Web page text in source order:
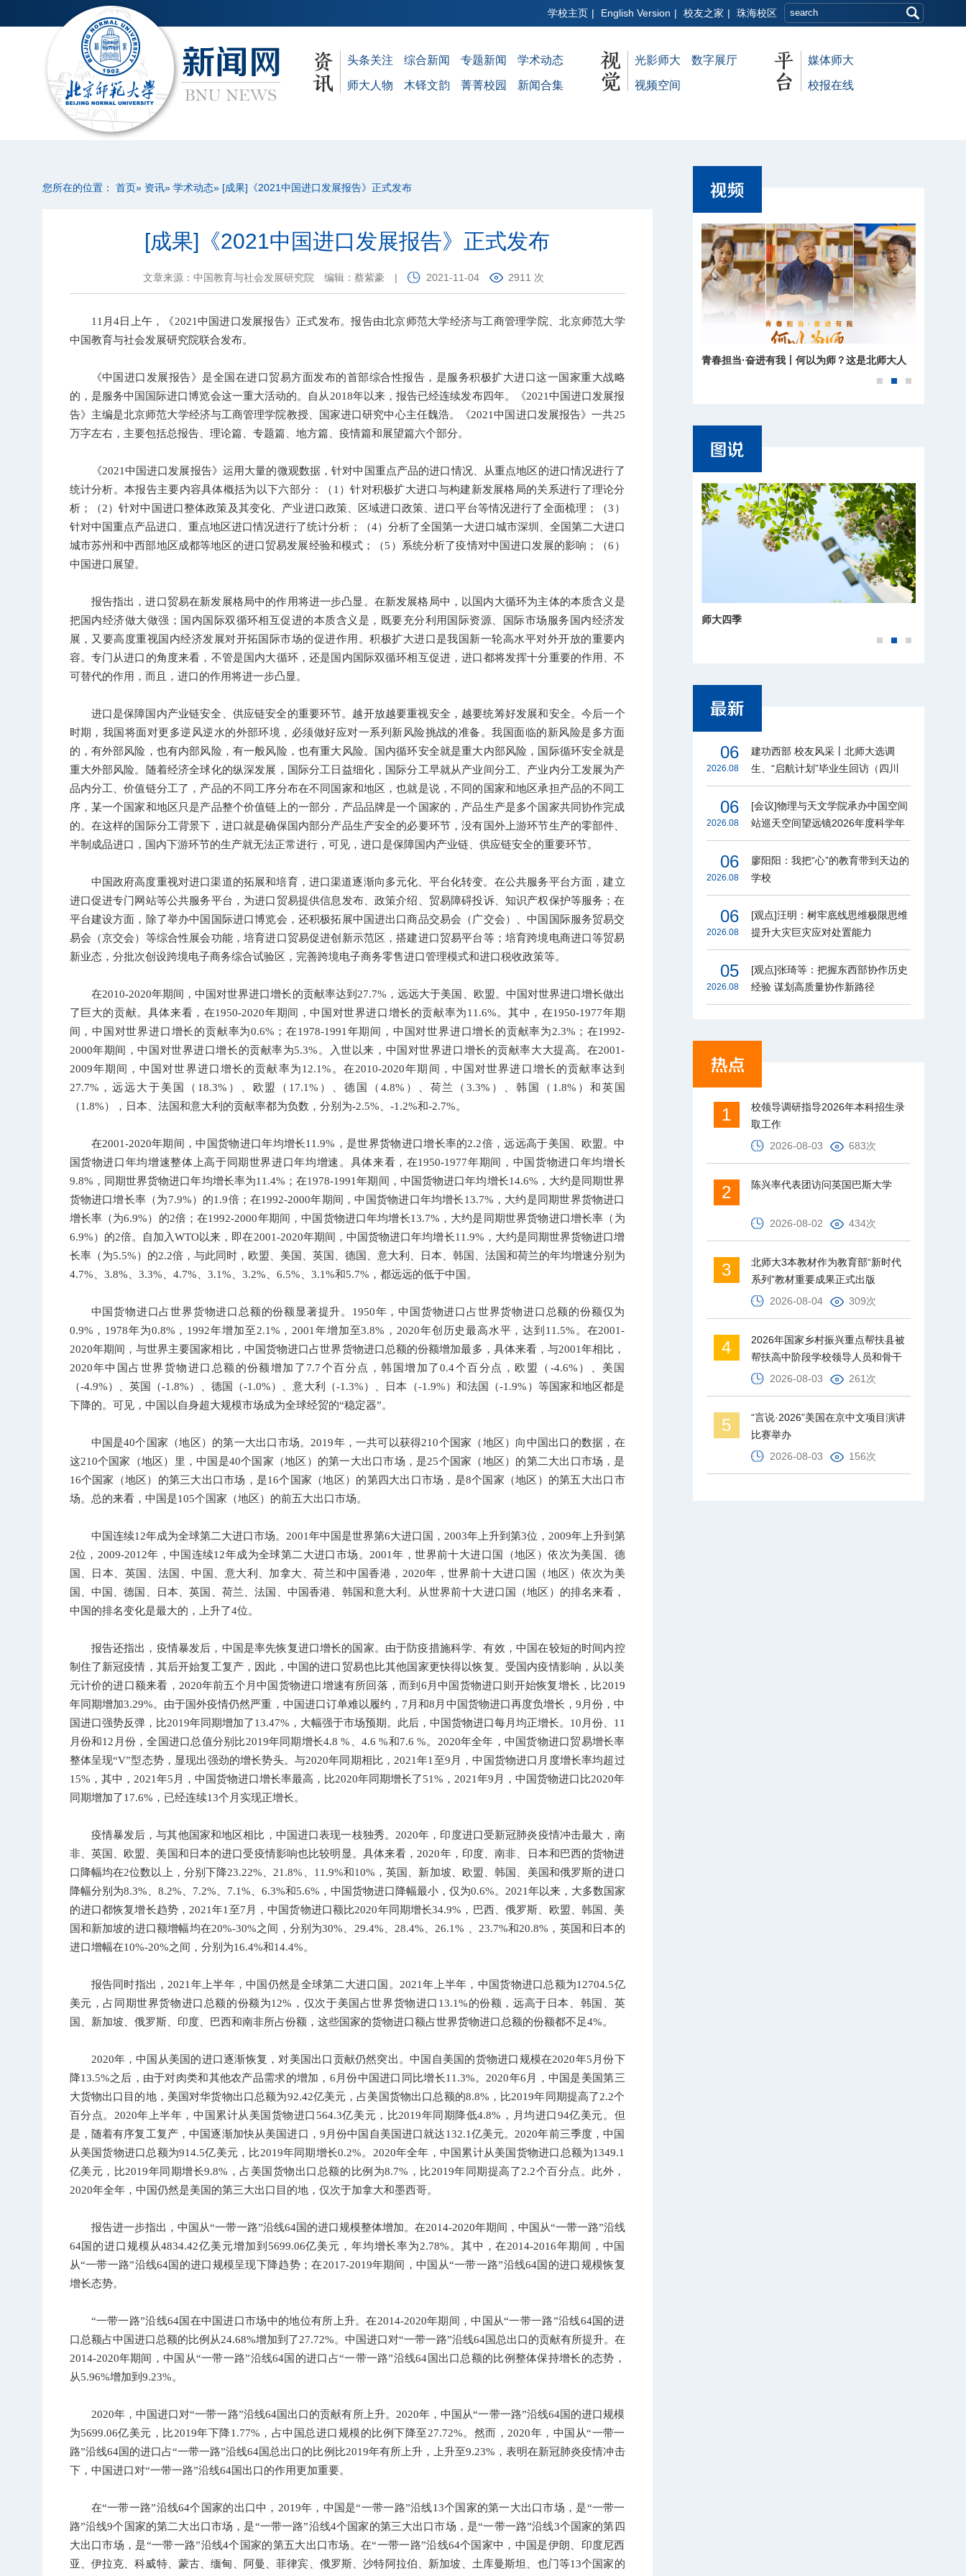
学校主页 | English Version | 校友之家 | 珠海校区
头条关注 综合新闻 专题新闻 学术动态
师大人物 木铎文韵 菁菁校园 新闻合集
光影师大 数字展厅
视频空间
媒体师大
校报在线
您所在的位置： 首页» 资讯» 学术动态» [成果]《2021中国进口发展报告》正式发布
[成果]《2021中国进口发展报告》正式发布
文章来源：中国教育与社会发展研究院 编辑：蔡紫豪 | 2021-11-04 2911 次
11月4日上午， 《2021中国进口发展报告》正式发布。报告由北京师范大学经济与工商管理学院、北京师范大学
中国教育与社会发展研究院联合发布。
《中国进口发展报告》是全国在进口贸易方面发布的首部综合性报告，是服务积极扩大进口这一国家重大战略
的，是服务中国国际进口博览会这一重大活动的。自从2018年以来，报告已经连续发布四年。《2021中国进口发展报
告》主编是北京师范大学经济与工商管理学院教授、国家进口研究中心主任魏浩。《2021中国进口发展报告》一共25
万字左右，主要包括总报告、理论篇、专题篇、地方篇、疫情篇和展望篇六个部分。
《2021中国进口发展报告》运用大量的微观数据，针对中国重点产品的进口情况、从重点地区的进口情况进行了
统计分析。本报告主要内容具体概括为以下六部分：（1）针对积极扩大进口与构建新发展格局的关系进行了理论分
析；（2）针对中国进口整体政策及其变化、产业进口政策、区域进口政策、进口平台等情况进行了全面梳理；（3）
针对中国重点产品进口、重点地区进口情况进行了统计分析；（4）分析了全国第一大进口城市深圳、全国第二大进口
城市苏州和中西部地区成都等地区的进口贸易发展经验和模式；（5）系统分析了疫情对中国进口发展的影响；（6）
中国进口展望。
报告指出，进口贸易在新发展格局中的作用将进一步凸显。在新发展格局中，以国内大循环为主体的本质含义是
把国内经济做大做强；国内国际双循环相互促进的本质含义是，既要充分利用国际资源、国际市场服务国内经济发
展，又要高度重视国内经济发展对开拓国际市场的促进作用。积极扩大进口是我国新一轮高水平对外开放的重要内
容。专门从进口的角度来看，不管是国内大循环，还是国内国际双循环相互促进，进口都将发挥十分重要的作用、不
可替代的作用，而且，进口的作用将进一步凸显。
进口是保障国内产业链安全、供应链安全的重要环节。越开放越要重视安全，越要统筹好发展和安全。今后一个
时期，我国将面对更多逆风逆水的外部环境，必须做好应对一系列新风险挑战的准备。我国面临的新风险是多方面
的，有外部风险，也有内部风险，有一般风险，也有重大风险。国内循环安全就是重大内部风险，国际循环安全就是
重大外部风险。随着经济全球化的纵深发展，国际分工日益细化，国际分工早就从产业间分工、产业内分工发展为产
品内分工、价值链分工了，产品的不同工序分布在不同国家和地区，也就是说，不同的国家和地区承担产品的不同工
序，某一个国家和地区只是产品整个价值链上的一部分，产品品牌是一个国家的，产品生产是多个国家共同协作完成
的。在这样的国际分工背景下，进口就是确保国内部分产品生产安全的必要环节，没有国外上游环节生产的零部件、
半制成品进口，国内下游环节的生产就无法正常进行，可见，进口是保障国内产业链、供应链安全的重要环节。
中国政府高度重视对进口渠道的拓展和培育，进口渠道逐渐向多元化、平台化转变。在公共服务平台方面，建立
进口促进专门网站等公共服务平台，为进口贸易提供信息发布、政策介绍、贸易障碍投诉、知识产权保护等服务；在
平台建设方面，除了举办中国国际进口博览会，还积极拓展中国进出口商品交易会（广交会）、中国国际服务贸易交
易会（京交会）等综合性展会功能，培育进口贸易促进创新示范区，搭建进口贸易平台等；培育跨境电商进口等贸易
新业态，分批次创设跨境电子商务综合试验区，完善跨境电子商务零售进口管理模式和进口税收政策等。
在2010-2020年期间，中国对世界进口增长的贡献率达到27.7%，远远大于美国、欧盟。中国对世界进口增长做出
了巨大的贡献。具体来看，在1950-2020年期间，中国对世界进口增长的贡献率为11.6%。其中，在1950-1977年期
间，中国对世界进口增长的贡献率为0.6%；在1978-1991年期间，中国对世界进口增长的贡献率为2.3%；在1992-
2000年期间，中国对世界进口增长的贡献率为5.3%。入世以来，中国对世界进口增长的贡献率大大提高。在2001-
2009年期间，中国对世界进口增长的贡献率为12.1%。在2010-2020年期间，中国对世界进口增长的贡献率达到
27.7%，远远大于美国（18.3%）、欧盟（17.1%）、德国（4.8%）、荷兰（3.3%）、韩国（1.8%）和英国
（1.8%），日本、法国和意大利的贡献率都为负数，分别为-2.5%、-1.2%和-2.7%。
在2001-2020年期间，中国货物进口年均增长11.9%，是世界货物进口增长率的2.2倍，远远高于美国、欧盟。中
国货物进口年均增速整体上高于同期世界进口年均增速。具体来看，在1950-1977年期间，中国货物进口年均增长
9.8%，同期世界货物进口年均增长率为11.4%；在1978-1991年期间，中国货物进口年均增长14.6%，大约是同期世界
货物进口增长率（为7.9%）的1.9倍；在1992-2000年期间，中国货物进口年均增长13.7%，大约是同期世界货物进口
增长率（为6.9%）的2倍；在1992-2000年期间，中国货物进口年均增长13.7%，大约是同期世界货物进口增长率（为
6.9%）的2倍。自加入WTO以来，即在2001-2020年期间，中国货物进口年均增长11.9%，大约是同期世界货物进口增
长率（为5.5%）的2.2倍，与此同时，欧盟、美国、英国、德国、意大利、日本、韩国、法国和荷兰的年均增速分别为
4.7%、3.8%、3.3%、4.7%、3.1%、3.2%、6.5%、3.1%和5.7%，都远远的低于中国。
中国货物进口占世界货物进口总额的份额显著提升。1950年，中国货物进口占世界货物进口总额的份额仅为
0.9%，1978年为0.8%，1992年增加至2.1%，2001年增加至3.8%，2020年创历史最高水平，达到11.5%。在2001-
2020年期间，与世界主要国家相比，中国货物进口占世界货物进口总额的份额增加最多，具体来看，与2001年相比，
2020年中国占世界货物进口总额的份额增加了7.7个百分点，韩国增加了0.4个百分点，欧盟（-4.6%）、美国
（-4.9%）、英国（-1.8%）、德国（-1.0%）、意大利（-1.3%）、日本（-1.9%）和法国（-1.9%）等国家和地区都是
下降的。可见，中国以自身超大规模市场成为全球经贸的“稳定器”。
中国是40个国家（地区）的第一大出口市场。2019年，一共可以获得210个国家（地区）向中国出口的数据，在
这210个国家（地区）里，中国是40个国家（地区）的第一大出口市场，是25个国家（地区）的第二大出口市场，是
16个国家（地区）的第三大出口市场，是16个国家（地区）的第四大出口市场，是8个国家（地区）的第五大出口市
场。总的来看，中国是105个国家（地区）的前五大出口市场。
中国连续12年成为全球第二大进口市场。2001年中国是世界第6大进口国，2003年上升到第3位，2009年上升到第
2位，2009-2012年，中国连续12年成为全球第二大进口市场。2001年，世界前十大进口国（地区）依次为美国、德
国、日本、英国、法国、中国、意大利、加拿大、荷兰和中国香港，2020年，世界前十大进口国（地区）依次为美
国、中国、德国、日本、英国、荷兰、法国、中国香港、韩国和意大利。从世界前十大进口国（地区）的排名来看，
中国的排名变化是最大的，上升了4位。
报告还指出，疫情暴发后，中国是率先恢复进口增长的国家。由于防疫措施科学、有效，中国在较短的时间内控
制住了新冠疫情，其后开始复工复产，因此，中国的进口贸易也比其他国家更快得以恢复。受国内疫情影响，从以美
元计价的进口额来看，2020年前五个月中国货物进口增速有所回落，而到6月中国货物进口则开始恢复增长，比2019
年同期增加3.29%。由于国外疫情仍然严重，中国进口订单难以履约，7月和8月中国货物进口再度负增长，9月份，中
国进口强势反弹，比2019年同期增加了13.47%，大幅强于市场预期。此后，中国货物进口每月均正增长。10月份、11
月份和12月份，全国进口总值分别比2019年同期增长4.8 %、4.6 %和7.6 %。2020年全年，中国货物进口贸易增长率
整体呈现“V”型态势，显现出强劲的增长势头。与2020年同期相比，2021年1至9月，中国货物进口月度增长率均超过
15%，其中，2021年5月，中国货物进口增长率最高，比2020年同期增长了51%，2021年9月，中国货物进口比2020年
同期增加了17.6%，已经连续13个月实现正增长。
疫情暴发后，与其他国家和地区相比，中国进口表现一枝独秀。2020年，印度进口受新冠肺炎疫情冲击最大，南
非、英国、欧盟、美国和日本的进口受疫情影响也比较明显。具体来看，2020年，印度、南非、日本和巴西的货物进
口降幅均在2位数以上，分别下降23.22%、21.8%、11.9%和10%，英国、新加坡、欧盟、韩国、美国和俄罗斯的进口
降幅分别为8.3%、8.2%、7.2%、7.1%、6.3%和5.6%，中国货物进口降幅最小，仅为0.6%。2021年以来，大多数国家
的进口都恢复增长趋势，2021年1至7月，中国货物进口额比2020年同期增长34.9%，巴西、俄罗斯、欧盟、韩国、美
国和新加坡的进口额增幅均在20%-30%之间，分别为30%、29.4%、28.4%、26.1% 、23.7%和20.8%，英国和日本的
进口增幅在10%-20%之间，分别为16.4%和14.4%。
报告同时指出，2021年上半年，中国仍然是全球第二大进口国。2021年上半年，中国货物进口总额为12704.5亿
美元，占同期世界货物进口总额的份额为12%，仅次于美国占世界货物进口13.1%的份额，远高于日本、韩国、英
国、新加坡、俄罗斯、印度、巴西和南非所占份额，这些国家的货物进口额占世界货物进口总额的份额都不足4%。
2020年，中国从美国的进口逐渐恢复，对美国出口贡献仍然突出。中国自美国的货物进口规模在2020年5月份下
降13.5%之后，由于对肉类和其他农产品需求的增加，6月份中国进口同比增长11.3%。2020年6月，中国是美国第三
大货物出口目的地，美国对华货物出口总额为92.42亿美元，占美国货物出口总额的8.8%，比2019年同期提高了2.2个
百分点。2020年上半年，中国累计从美国货物进口564.3亿美元，比2019年同期降低4.8%，月均进口94亿美元。但
是，随着有序复工复产，中国逐渐加快从美国进口，9月份中国自美国进口就达132.1亿美元。2020年前三季度，中国
从美国货物进口总额为914.5亿美元，比2019年同期增长0.2%。2020年全年，中国累计从美国货物进口总额为1349.1
亿美元，比2019年同期增长9.8%，占美国货物出口总额的比例为8.7%，比2019年同期提高了2.2个百分点。此外，
2020年全年，中国仍然是美国的第三大出口目的地，仅次于加拿大和墨西哥。
报告进一步指出，中国从“一带一路”沿线64国的进口规模整体增加。在2014-2020年期间，中国从“一带一路”沿线
64国的进口规模从4834.42亿美元增加到5699.06亿美元，年均增长率为2.78%。其中，在2014-2016年期间，中国
从“一带一路”沿线64国的进口规模呈现下降趋势；在2017-2019年期间，中国从“一带一路”沿线64国的进口规模恢复
增长态势。
“一带一路”沿线64国在中国进口市场中的地位有所上升。在2014-2020年期间，中国从“一带一路”沿线64国的进
口总额占中国进口总额的比例从24.68%增加到了27.72%。中国进口对“一带一路”沿线64国总出口的贡献有所提升。在
2014-2020年期间，中国从“一带一路”沿线64国的进口占“一带一路”沿线64国出口总额的比例整体保持增长的态势，
从5.96%增加到9.23%。
2020年，中国进口对“一带一路”沿线64国出口的贡献有所上升。2020年，中国从“一带一路”沿线64国的进口规模
为5699.06亿美元，比2019年下降1.77%，占中国总进口规模的比例下降至27.72%。然而，2020年，中国从“一带一
路”沿线64国的进口占“一带一路”沿线64国总出口的比例比2019年有所上升，上升至9.23%，表明在新冠肺炎疫情冲击
下，中国进口对“一带一路”沿线64国出口的作用更加重要。
在“一带一路”沿线64个国家的出口中，2019年，中国是“一带一路”沿线13个国家的第一大出口市场，是“一带一
路”沿线9个国家的第二大出口市场，是“一带一路”沿线4个国家的第三大出口市场，是“一带一路”沿线3个国家的第四
大出口市场，是“一带一路”沿线4个国家的第五大出口市场。在“一带一路”沿线64个国家中，中国是伊朗、印度尼西
亚、伊拉克、科威特、蒙古、缅甸、阿曼、菲律宾、俄罗斯、沙特阿拉伯、新加坡、土库曼斯坦、也门等13个国家的
青春担当·奋进有我丨何以为师？这是北师大人
北京师范大学2026年运动会
师大四季
百廿京师，樱花正盛
06
2026.08
建功西部 校友风采丨北师大选调
生、“启航计划”毕业生回访（四川
篇）
06
2026.08
[会议]物理与天文学院承办中国空间
站巡天空间望远镜2026年度科学年
会
06
2026.08
廖阳阳：我把“心”的教育带到天边的
学校
06
2026.08
[观点]汪明：树牢底线思维极限思维
提升大灾巨灾应对处置能力
05
2026.08
[观点]张琦等：把握东西部协作历史
经验 谋划高质量协作新路径
1
校领导调研指导2026年本科招生录
取工作
2026-08-03
683次
2 陈兴率代表团访问英国巴斯大学
2026-08-02 434次
3
北师大3本教材作为教育部“新时代
系列”教材重要成果正式出版
2026-08-04
309次
4
2026年国家乡村振兴重点帮扶县被
帮扶高中阶段学校领导人员和骨干
教师培训班在北京师范大学举办
2026-08-03 261次
5
“言说·2026”美国在京中文项目演讲
比赛举办
2026-08-03
156次